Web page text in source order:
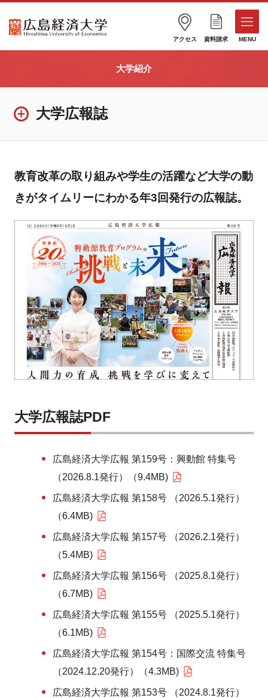
アクセス 資料請求 MENU
大学紹介
大学広報誌
教育改革の取り組みや学生の活躍など大学の動
きがタイムリーにわかる年3回発行の広報誌。
大学広報誌PDF
広島経済大学広報 第159号：興動館 特集号
（2026.8.1発行）（9.4MB)
広島経済大学広報 第158号 （2026.5.1発行）
（6.4MB)
広島経済大学広報 第157号 （2026.2.1発行）
（5.4MB)
広島経済大学広報 第156号 （2025.8.1発行）
（6.7MB)
広島経済大学広報 第155号 （2025.5.1発行）
（6.1MB)
広島経済大学広報 第154号：国際交流 特集号
（2024.12.20発行）（4.3MB)
広島経済大学広報 第153号 （2024.8.1発行）